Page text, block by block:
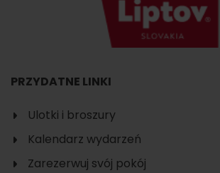
PRZYDATNE LINKI
Ulotki i broszury
Kalendarz wydarzeń
Zarezerwuj svój pokój